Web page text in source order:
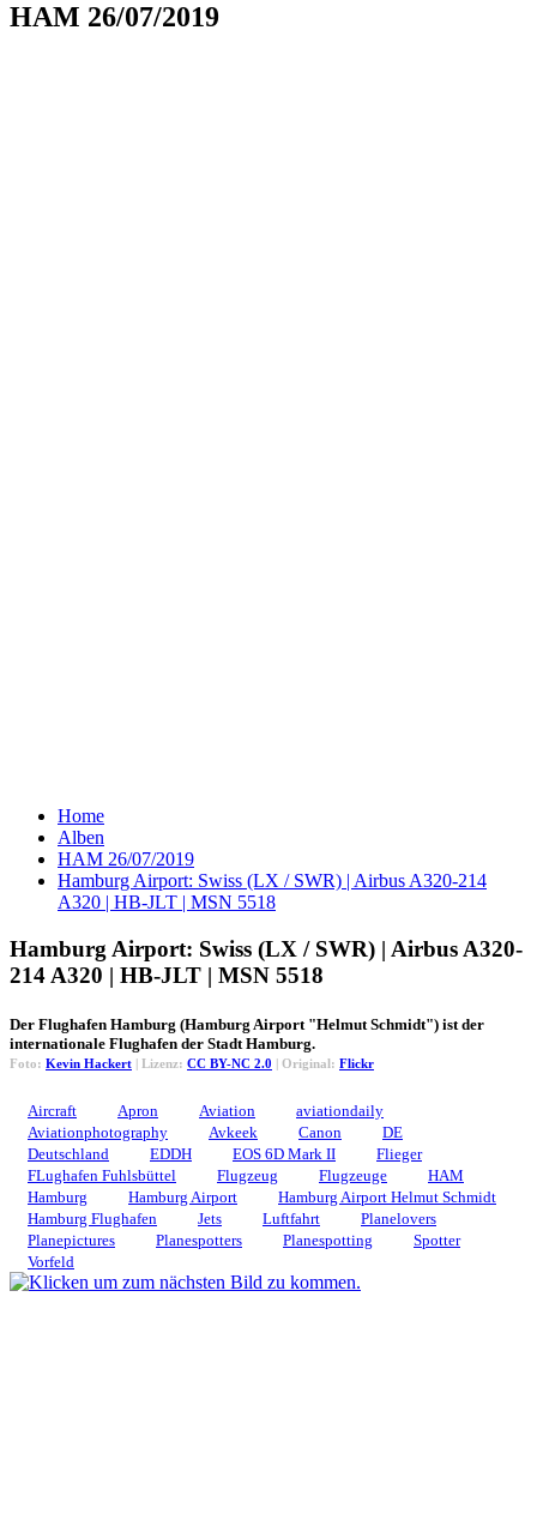
HAM 26/07/2019
Home
Alben
HAM 26/07/2019
Hamburg Airport: Swiss (LX / SWR) | Airbus A320-214
A320 | HB-JLT | MSN 5518
Hamburg Airport: Swiss (LX / SWR) | Airbus A320-
214 A320 | HB-JLT | MSN 5518
Der Flughafen Hamburg (Hamburg Airport "Helmut Schmidt") ist der
internationale Flughafen der Stadt Hamburg.
Foto: Kevin Hackert | Lizenz: CC BY-NC 2.0 | Original: Flickr
Aircraft Apron Aviation
aviationdaily
Aviationphotography
Avkeek Canon
DE
Deutschland
EDDH EOS 6D Mark II
Flieger
FLughafen Fuhlsbüttel
Flugzeug Flugzeuge
HAM
Hamburg
Hamburg Airport
Hamburg Airport Helmut Schmidt
Hamburg Flughafen
Jets Luftfahrt
Planelovers
Planepictures
Planespotters Planespotting
Spotter
Vorfeld